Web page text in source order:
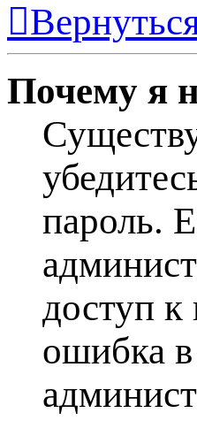
Почему я
пароль.
доступ
ошибка